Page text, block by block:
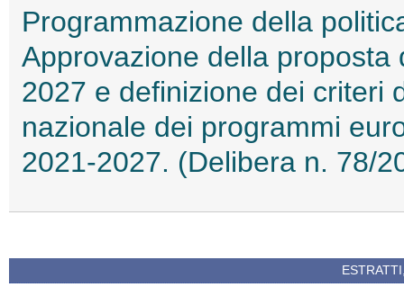
Programmazione della
Approvazione della
2027 e definizione dei criteri
nazionale dei programmi
2021-2027. (Delibera n. 78/